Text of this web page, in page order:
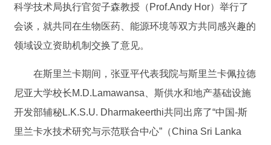
科学技术局执行官贺子森教授（Prof.Andy Hor）举行了
会谈，就共同在生物医药、能源环境等双方共同感兴趣的
领域设立资助机制交换了意见。
在斯里兰卡期间，张亚平代表我院与斯里兰卡佩拉德
尼亚大学校长M.D.Lamawansa、斯供水和地产基础设施
开发部辅秘L.K.S.U. Dharmakeerthi共同出席了“中国-斯
里兰卡水技术研究与示范联合中心”（China Sri Lanka